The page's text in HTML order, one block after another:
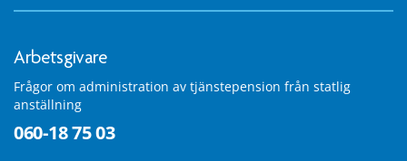
Arbetsgivare
Frågor om administration av tjänstepension från statlig
anställning
060-18 75 03